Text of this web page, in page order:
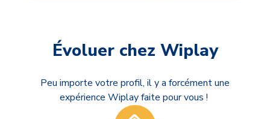
Évoluer chez Wiplay
Peu importe votre profil, il y a forcément une
expérience Wiplay faite pour vous !